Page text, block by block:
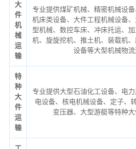
大
件
机
械
运
输
专业提供煤矿机械、精密机械设
机床类设备、大件工程机械设备
型机械、数控车床、冲床托运、
机、旋旋挖机、推土机、装载机
设备等大型机械物
特
种
大
件
运
输
专业提供大型石油化工设备、电
电设备、核电机械设备、定子、
变压器、大型游艇等特种